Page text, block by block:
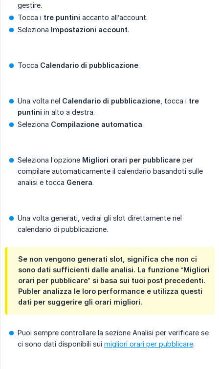
gestire.
Tocca i tre puntini accanto all’account.
Seleziona Impostazioni account.
Tocca Calendario di pubblicazione.
Una volta nel Calendario di pubblicazione , tocca i tre
puntini in alto a destra.
Seleziona Compilazione automatica.
Seleziona l’opzione Migliori orari per pubblicare per
compilare automaticamente il calendario basandoti sulle
analisi e tocca Genera.
Una volta generati, vedrai gli slot direttamente nel
calendario di pubblicazione.
Se non vengono generati slot, significa che non ci
sono dati sufficienti dalle analisi. La funzione “Migliori
orari per pubblicare” si basa sui tuoi post precedenti.
Publer analizza le loro performance e utilizza questi
dati per suggerire gli orari migliori.
Puoi sempre controllare la sezione Analisi per verificare se
ci sono dati disponibili sui migliori orari per pubblicare.